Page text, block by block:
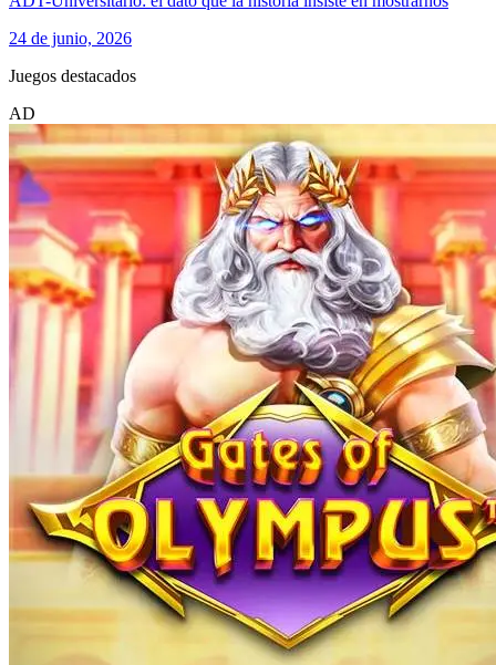
24 de junio, 2026
Juegos destacados
AD